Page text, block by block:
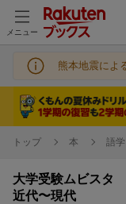
メニュー
熊本地震によ
トップ 本 語
大学受験ムビスタ
近代〜現代